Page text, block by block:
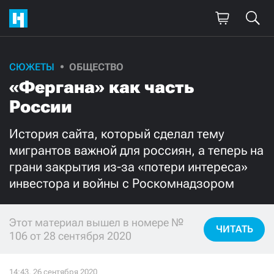
СЮЖЕТЫ ОБЩЕСТВО
«Фергана» как часть
России
История сайта, который сделал тему
мигрантов важной для россиян, а теперь на
грани закрытия из-за «потери интереса»
инвестора и войны с Роскомнадзором
Этот материал вышел в номере №
106 от 28 сентября 2020
ЧИТАТЬ
Поддержите
нашу работу!
Ежемесячно
3000 1000
500 300